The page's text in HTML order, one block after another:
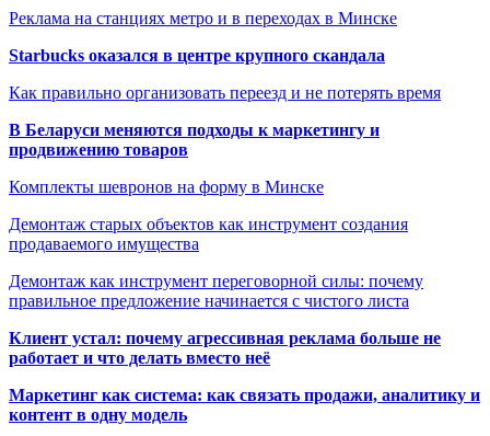
Реклама на станциях метро и в переходах в Минске
Starbucks оказался в центре крупного скандала
Как правильно организовать переезд и не потерять время
В Беларуси меняются подходы к маркетингу и
продвижению товаров
Комплекты шевронов на форму в Минске
Демонтаж старых объектов как инструмент создания
продаваемого имущества
Демонтаж как инструмент переговорной силы: почему
правильное предложение начинается с чистого листа
Клиент устал: почему агрессивная реклама больше не
работает и что делать вместо неё
Маркетинг как система: как связать продажи, аналитику и
контент в одну модель